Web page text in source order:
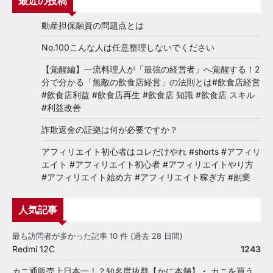
動産担保融資の問題点とは
No.100こんな人は任意整理しないでください
【覚醒編】一流料理人が「最強の経営者」へ覚醒する！2
分で分かる「無敵の飲食店経営」の法則とは#飲食店経営
#飲食店利益 #飲食店再生 #飲食店 知識 #飲食店 スキル
#利益改善
詐欺返金の証拠は何が必要ですか？
アフィリエイト初心者はコレだけやれ #shorts #アフィリ
エイト #アフィリエイト初心者 #アフィリエイトやり方
#アフィリエイト始め方 #アフィリエイト稼ぎ方 #副業
人気記事
最も訪問者が多かった記事 10 件 (過去 28 日間)
Redmi 12C 1243